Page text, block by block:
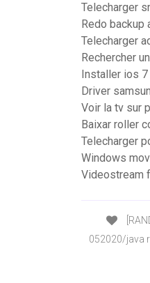
Telecharger
Redo backup
Telecharger
Rechercher
Installer ios
Driver
Voir la tv sur
Baixar roller
Telecharger
Windows
Videostream
052020/java